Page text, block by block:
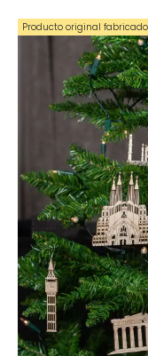
Producto original